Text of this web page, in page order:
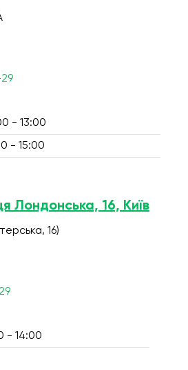
- 13:00
- 15:00
Лондонська, 16, Київ
16)
- 14:00